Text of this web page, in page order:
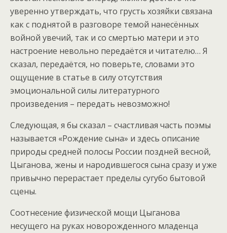
уверенно утверждать, что грусть хозяйки связана
как с поднятой в разговоре темой нанесённых
войной увечий, так и со смертью матери и это
настроение невольно передаётся и читателю… Я
сказал, передаётся, но поверьте, словами это
ощущение в статье в силу отсутствия
эмоциональной силы литературного
произведения – передать невозможно!
Следующая, я бы сказал – счастливая часть поэмы
называется «Рождение сына» и здесь описание
природы средней полосы России поздней весной,
Цыганова, жены и народившегося сына сразу и уже
привычно перерастает пределы сугубо бытовой
сцены.
Соотнесение физической мощи Цыганова
несущего на руках новорожденного младенца